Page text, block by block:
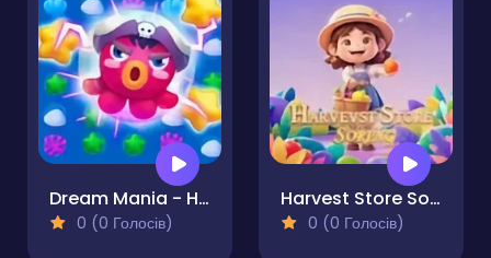
Dream Mania - Happy Match
0 (0 Голосів)
Harvest Store Sorting
0 (0 Голосів)